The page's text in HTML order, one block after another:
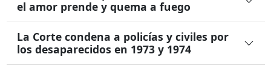
el amor prende y quema a fuego
La Corte condena a policías y civiles por
los desaparecidos en 1973 y 1974